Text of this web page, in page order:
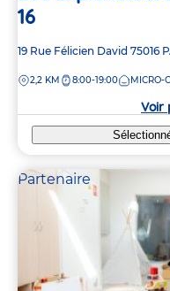
16
Adresse
la
19 Rue Félicien David 75016
DISTANCE
2,2 KM 8:00-19:00 MICRO-
Voir
Partenaire